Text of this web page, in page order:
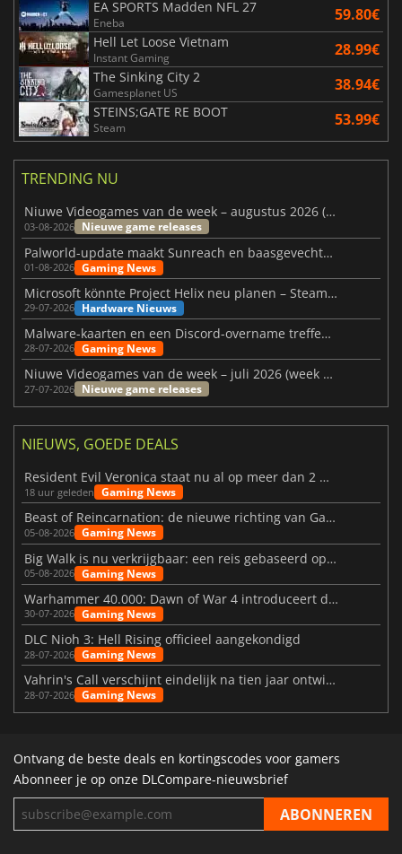
EA SPORTS Madden NFL 27
Eneba 59.80€
Hell Let Loose Vietnam
Instant Gaming 28.99€
The Sinking City 2
Gamesplanet US 38.94€
STEINS;GATE RE BOOT
Steam 53.99€
TRENDING NU
Niuwe Videogames van de week – augustus 2026 (week 32)
03-08-2026 Nieuwe game releases
Palworld-update maakt Sunreach en baasgevechten stabieler
01-08-2026 Gaming News
Microsoft könnte Project Helix neu planen – Steam-Support wackelt
29-07-2026 Hardware Nieuws
Malware-kaarten en een Discord-overname treffen Meccha Chameleon
28-07-2026 Gaming News
Niuwe Videogames van de week – juli 2026 (week 31)
27-07-2026 Nieuwe game releases
NIEUWS, GOEDE DEALS
Resident Evil Veronica staat nu al op meer dan 2 miljoen verlanglijstjes
18 uur geleden Gaming News
Beast of Reincarnation: de nieuwe richting van Game Freak
05-08-2026 Gaming News
Big Walk is nu verkrijgbaar: een reis gebaseerd op vriendschap
05-08-2026 Gaming News
Warhammer 40.000: Dawn of War 4 introduceert de Necron-factie
30-07-2026 Gaming News
DLC Nioh 3: Hell Rising officieel aangekondigd
28-07-2026 Gaming News
Vahrin's Call verschijnt eindelijk na tien jaar ontwikkeling
28-07-2026 Gaming News
Ontvang de beste deals en kortingscodes voor gamers
Abonneer je op onze DLCompare-nieuwsbrief